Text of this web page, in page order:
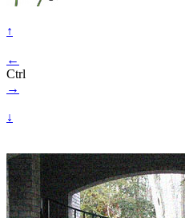
↑
←
Ctrl
→
↓